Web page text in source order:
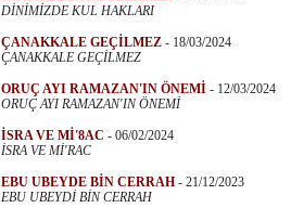
DİNİMİZDE KUL HAKLARI
ÇANAKKALE GEÇİLMEZ - 18/03/2024
ÇANAKKALE GEÇİLMEZ
ORUÇ AYI RAMAZAN'IN ÖNEMİ - 12/03/2024
ORUÇ AYI RAMAZAN'IN ÖNEMİ
İSRA VE Mİ'8AC - 06/02/2024
İSRA VE Mİ'RAC
EBU UBEYDE BİN CERRAH - 21/12/2023
EBU UBEYDİ BİN CERRAH